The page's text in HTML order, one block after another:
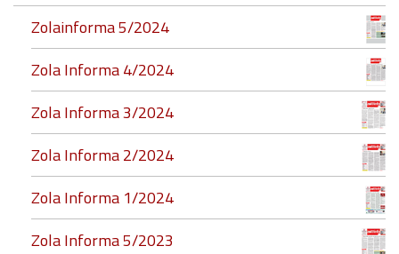
Zolainforma 5/2024
Zola Informa 4/2024
Zola Informa 3/2024
Zola Informa 2/2024
Zola Informa 1/2024
Zola Informa 5/2023